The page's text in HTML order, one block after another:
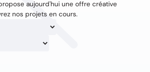
aujourd'hui une offre créative
nos projets en cours.